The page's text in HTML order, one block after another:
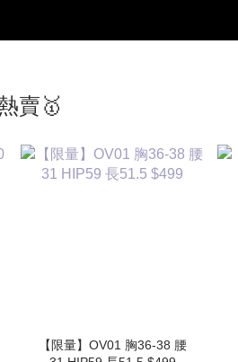
🥇
【限量】OV01 胸36-38 腰